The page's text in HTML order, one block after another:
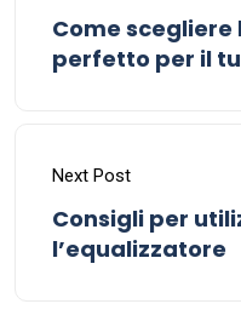
Come scegliere
perfetto per il
Next Post
Consigli per
l’equalizzatore